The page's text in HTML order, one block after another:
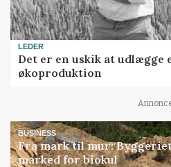
LEDER
Det er en uskik at udlægge
økoproduktion
BUSINESS
Fra mark til mur:
marked for biokul